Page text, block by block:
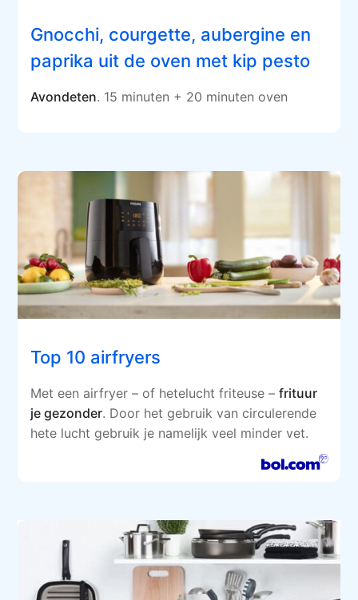
Gnocchi, courgette, aubergine en
paprika uit de oven met kip pesto
Avondeten. 15 minuten + 20 minuten oven
Top 10 airfryers
Met een airfryer – of hetelucht friteuse –frituur
je gezonder. Door het gebruik van circulerende
hete lucht gebruik je namelijk veel minder vet.